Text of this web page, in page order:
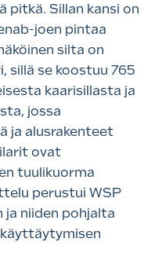
pitkä. Sillan kansi on
joen pintaa
silta on
sillä se koostuu 765
kaarisillasta ja
jossa
ja alusrakenteet
ovat
tuulikuorma
perustui WSP
ja niiden pohjalta